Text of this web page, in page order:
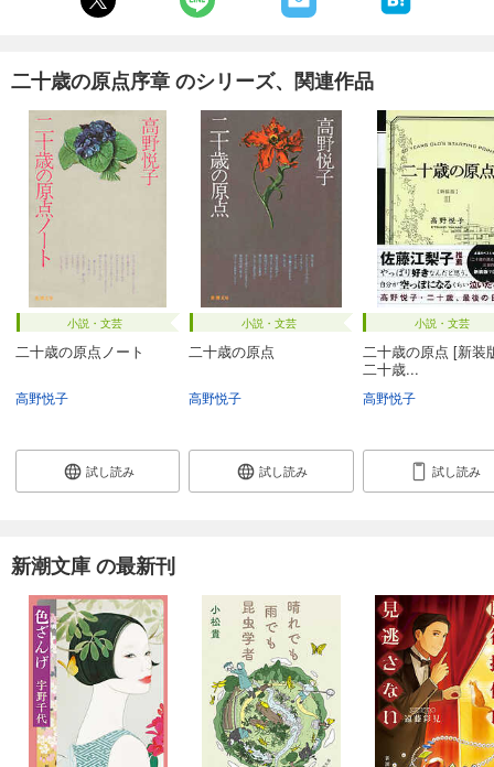
二十歳の原点序章 のシリーズ、関連作品
小説・文芸
二十歳の原点ノート
高野悦子
試し読み
小説・文芸
二十歳の原点
高野悦子
試し読み
小説・文芸
二十歳の原点 [新
二十歳...
高野悦子
試し読み
新潮文庫 の最新刊